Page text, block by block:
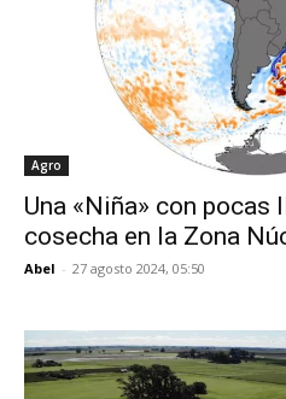
Agro
Una «Niña» con pocas
cosecha en la Zona
Abel - 27 agosto 2024, 05:50